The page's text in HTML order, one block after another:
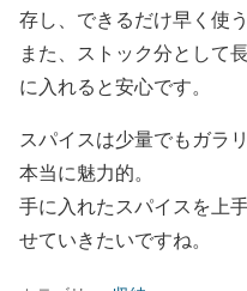
存し、できるだけ早く使
また、ストック分として
に入れると安心です。
スパイスは少量でもガラ
本当に魅力的。
手に入れたスパイスを上
せていきたいですね。